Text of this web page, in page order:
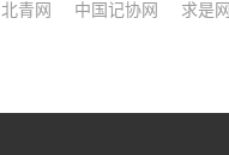
北青网 中国记协网 求是网